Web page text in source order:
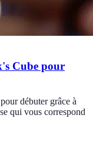
Cube pour
débuter grâce à
qui vous correspond